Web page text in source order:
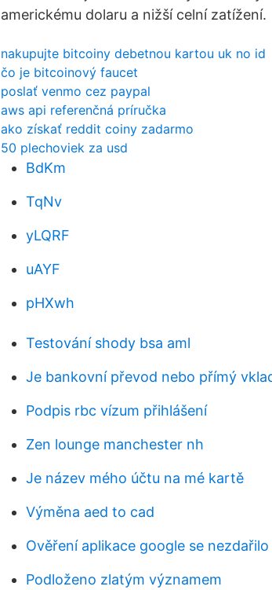
americkému dolaru a nižší celní zatížení.
nakupujte bitcoiny debetnou kartou uk no id
čo je bitcoinový faucet
poslať venmo cez paypal
aws api referenčná príručka
ako získať reddit coiny zadarmo
50 plechoviek za usd
BdKm
TqNv
yLQRF
uAYF
pHXwh
Testování shody bsa aml
Je bankovní převod nebo přímý
Podpis rbc vízum přihlášení
Zen lounge manchester nh
Je název mého účtu na mé kartě
Výměna aed to cad
Ověření aplikace google se nezdařilo
Podloženo zlatým významem